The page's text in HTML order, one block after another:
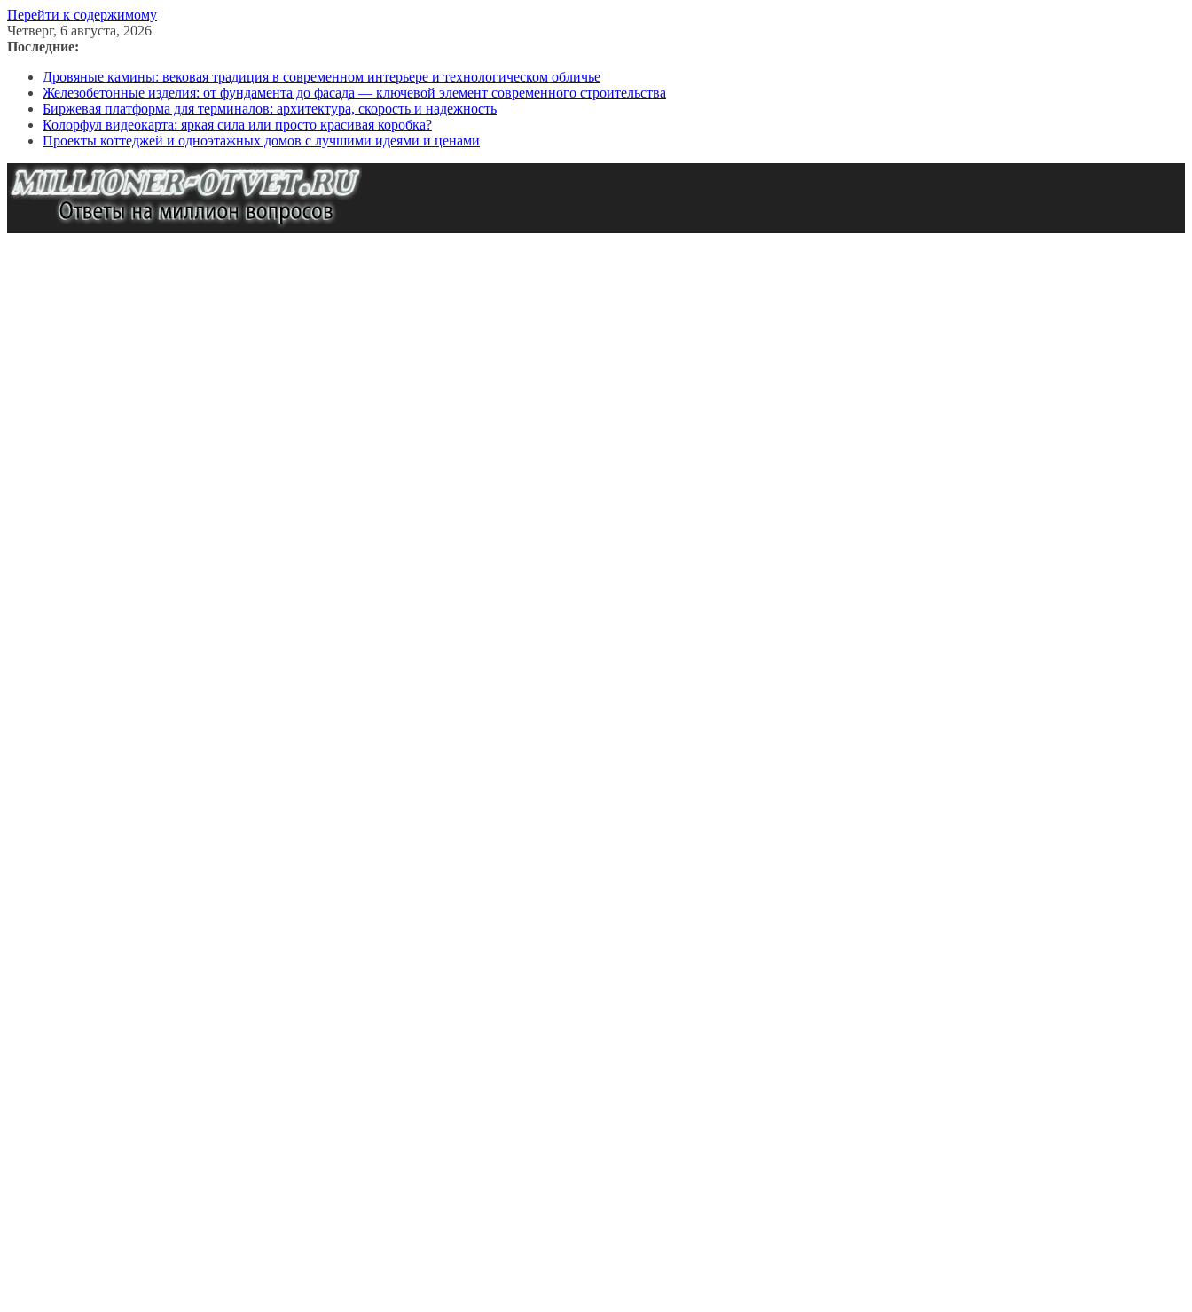
Перейти к содержимому
Четверг, 6 августа, 2026
Последние:
Дровяные камины: вековая традиция в современном интерьере и технологическом обличье
Железобетонные изделия: от фундамента до фасада — ключевой элемент современного строительства
Биржевая платформа для терминалов: архитектура, скорость и надежность
Колорфул видеокарта: яркая сила или просто красивая коробка?
Проекты коттеджей и одноэтажных домов с лучшими идеями и ценами